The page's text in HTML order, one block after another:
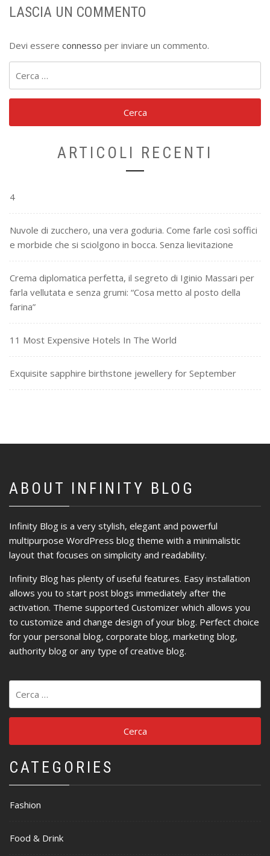
LASCIA UN COMMENTO
Devi essere connesso per inviare un commento.
per:
ARTICOLI RECENTI
4
Nuvole di zucchero, una vera goduria. Come farle così soffici
e morbide che si sciolgono in bocca. Senza lievitazione
Crema diplomatica perfetta, il segreto di Iginio Massari per
farla vellutata e senza grumi: “Cosa metto al posto della
farina”
11 Most Expensive Hotels In The World
Exquisite sapphire birthstone jewellery for September
ABOUT INFINITY BLOG
Infinity Blog is a very stylish, elegant and powerful
multipurpose WordPress blog theme with a minimalistic
layout that focuses on simplicity and readability.
Infinity Blog has plenty of useful features. Easy installation
allows you to start post blogs immediately after the
activation. Theme supported Customizer which allows you
to customize and change design of your blog. Perfect choice
for your personal blog, corporate blog, marketing blog,
authority blog or any type of creative blog.
per:
CATEGORIES
Fashion
Food & Drink